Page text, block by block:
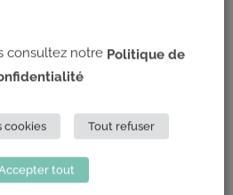
et sportive unique
consultez notre Politique de
cookies Tout refuser
tout